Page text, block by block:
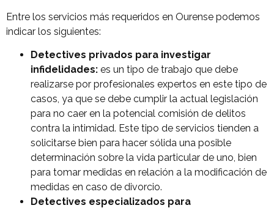
Entre los servicios más requeridos en Ourense podemos
indicar los siguientes:
Detectives privados para investigar
infidelidades: es un tipo de trabajo que debe
realizarse por profesionales expertos en este tipo de
casos, ya que se debe cumplir la actual legislación
para no caer en la potencial comisión de delitos
contra la intimidad. Este tipo de servicios tienden a
solicitarse bien para hacer sólida una posible
determinación sobre la vida particular de uno, bien
para tomar medidas en relación a la modificación de
medidas en caso de divorcio.
Detectives especializados para